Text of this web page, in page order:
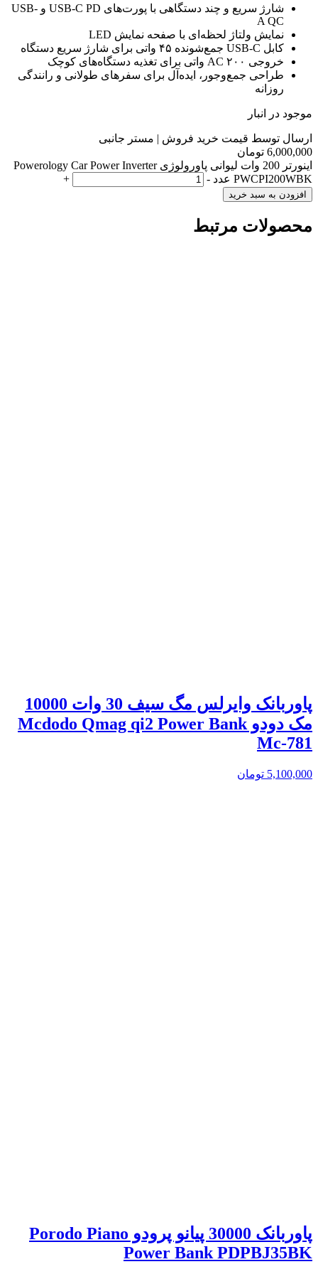
شارژ سریع و چند دستگاهی با پورت‌های USB-C PD و USB-
A QC
نمایش ولتاژ لحظه‌ای با صفحه نمایش LED
کابل USB-C جمع‌شونده ۴۵ واتی برای شارژ سریع دستگاه
خروجی AC ۲۰۰ واتی برای تغذیه دستگاه‌های کوچک
طراحی جمع‌وجور، ایده‌آل برای سفرهای طولانی و رانندگی
روزانه
موجود در انبار
ارسال توسط قیمت خرید فروش | مستر جانبی
6,000,000 تومان
اینورتر 200 وات لیوانی پاورولوژی Powerology Car Power Inverter
PWCPI200WBK عدد
-
+
افزودن به سبد خرید
محصولات مرتبط
پاوربانک وایرلس مگ سیف 30 وات 10000
مک دودو Mcdodo Qmag qi2 Power Bank
Mc-781
5,100,000 تومان
پاوربانک 30000 پیانو پرودو Porodo Piano
Power Bank PDPBJ35BK